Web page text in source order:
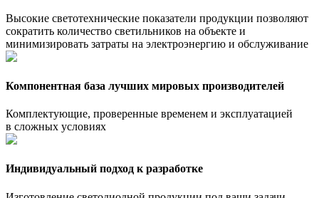
Высокие светотехнические показатели продукции позволяют
сократить количество светильников на объекте и
минимизировать затраты на электроэнергию и обслуживание
Компонентная база лучших мировых производителей
Комплектующие, проверенные временем и эксплуатацией
в сложных условиях
Индивидуальный подход к разработке